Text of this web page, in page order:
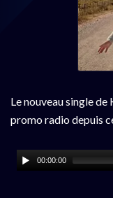
Le nouveau single
promo radio depuis
00:00:00